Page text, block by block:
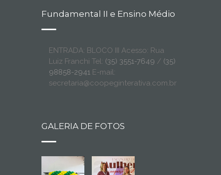
Fundamental II e Ensino Médio
ENTRADA: BLOCO III Acesso: Rua
Luiz Franchi Tel: (35) 3551-7649 / (35)
98858-2941 E-mail:
secretaria@coopeginterativa.com.br
GALERIA DE FOTOS